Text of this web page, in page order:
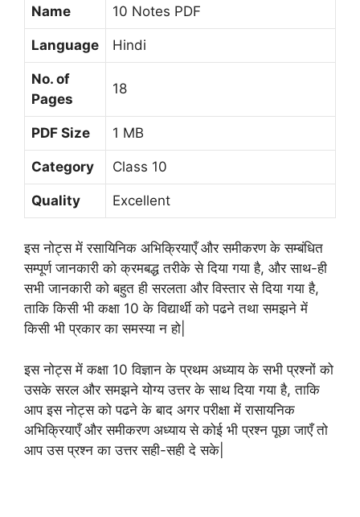
Name
10 Notes PDF
Language Hindi
No. of
Pages
18
PDF Size 1 MB
Category Class 10
Quality Excellent
इस नोट्स में रसायिनिक अभिक्रियाएँ और समीकरण के सम्बंधित
सम्पूर्ण जानकारी को क्रमबद्ध तरीके से दिया गया है, और साथ-ही
सभी जानकारी को बहुत ही सरलता और विस्तार से दिया गया है,
ताकि किसी भी कक्षा 10 के विद्यार्थी को पढने तथा समझने में
किसी भी प्रकार का समस्या न हो|
इस नोट्स में कक्षा 10 विज्ञान के प्रथम अध्याय के सभी प्रश्नों को
उसके सरल और समझने योग्य उत्तर के साथ दिया गया है, ताकि
आप इस नोट्स को पढने के बाद अगर परीक्षा में रासायनिक
अभिक्रियाएँ और समीकरण अध्याय से कोई भी प्रश्न पूछा जाएँ तो
आप उस प्रश्न का उत्तर सही-सही दे सके|